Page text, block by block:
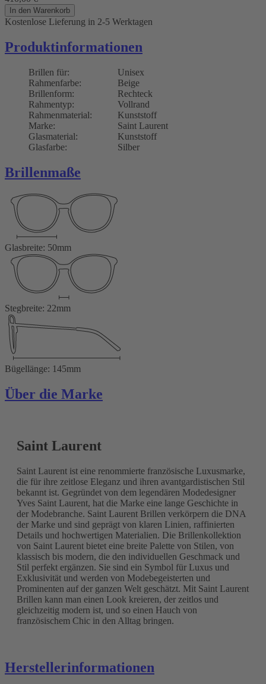
In den Warenkorb
Kostenlose Lieferung in 2-5 Werktagen
Produktinformationen
Brillen für:
Unisex
Rahmenfarbe:
Beige
Brillenform:
Rechteck
Rahmentyp:
Vollrand
Rahmenmaterial:
Kunststoff
Marke:
Saint Laurent
Glasmaterial:
Kunststoff
Glasfarbe:
Silber
Brillenmaße
Glasbreite: 50mm
Stegbreite: 22mm
Bügellänge: 145mm
Über die Marke
Saint Laurent
Saint Laurent ist eine renommierte französische Luxusmarke,
die für ihre zeitlose Eleganz und ihren avantgardistischen Stil
bekannt ist. Gegründet von dem legendären Modedesigner
Yves Saint Laurent, hat die Marke eine lange Geschichte in
der Modebranche. Saint Laurent Brillen verkörpern die DNA
der Marke und sind geprägt von klaren Linien, raffinierten
Details und hochwertigen Materialien. Die Brillenkollektion
von Saint Laurent bietet eine breite Palette von Stilen, von
klassisch bis modern, die den individuellen Geschmack und
Stil perfekt ergänzen. Sie sind ein Symbol für Luxus und
Exklusivität und werden von Modebegeisterten und
Prominenten auf der ganzen Welt geschätzt. Mit Saint Laurent
Brillen kann man einen Look kreieren, der zeitlos und
gleichzeitig modern ist, und so einen Hauch von
französischem Chic in den Alltag bringen.
Herstellerinformationen